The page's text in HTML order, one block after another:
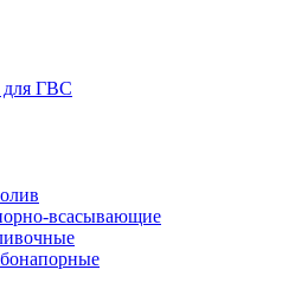
ГВС
всасывающие